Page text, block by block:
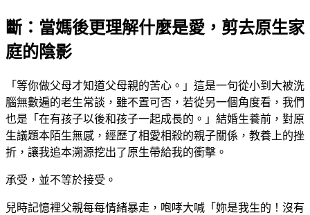
斷：當媽後更理解什麼是愛，剪去原生家
庭的陰影
「等你做父母才知道父母親的苦心。」這是一句從小到大被洗
腦無數遍的老生常談，雖不置可否，若從另一個角度看，我們
也是「在有孩子以後和孩子一起成長的。」結婚生養前，對原
生議題本陌生無感，經歷了相愛相殺的親子關係，教養上的挫
折，讓我追本溯源挖出了原生帶給我的衝擊。
承受，並不等於接受。
兒時記憶裡父親每每情緒暴走，咆哮大喊「妳是我生的！沒有